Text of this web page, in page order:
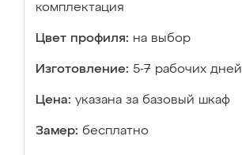
комплектация
Цвет профиля: на выбор
Изготовление: 5-7 рабочих дней
Цена: указана за базовый шкаф
Замер: бесплатно